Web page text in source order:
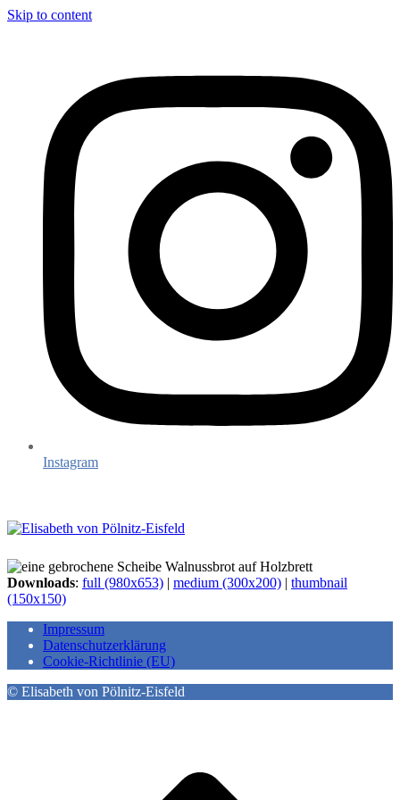
Skip to content
Instagram
Downloads: full (980x653) | medium (300x200) | thumbnail
(150x150)
Impressum
Datenschutzerklärung
Cookie-Richtlinie (EU)
© Elisabeth von Pölnitz-Eisfeld